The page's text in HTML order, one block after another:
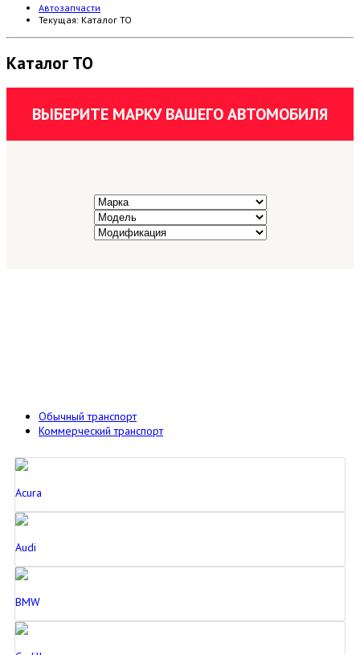
Автозапчасти
Текущая: Каталог ТО
Каталог ТО
ВЫБЕРИТЕ МАРКУ ВАШЕГО АВТОМОБИЛЯ
Обычный транспорт
Коммерческий транспорт
Acura
Audi
BMW